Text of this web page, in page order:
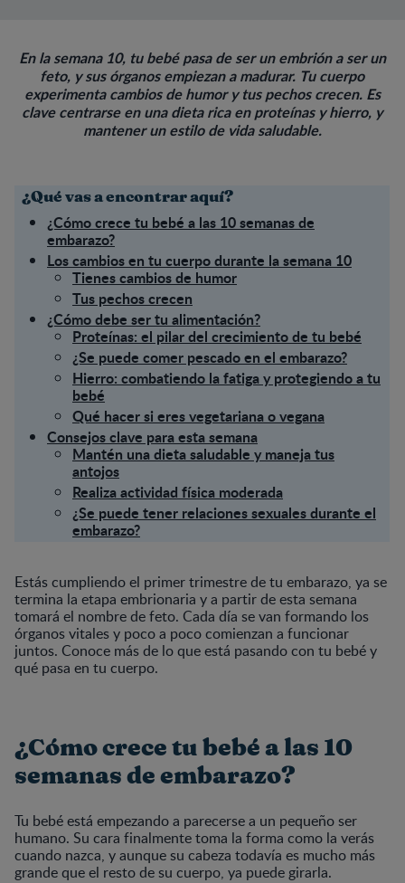
En la semana 10, tu bebé pasa de ser un embrión a ser un
feto, y sus órganos empiezan a madurar. Tu cuerpo
experimenta cambios de humor y tus pechos crecen. Es
clave centrarse en una dieta rica en proteínas y hierro, y
mantener un estilo de vida saludable.
¿Qué vas a encontrar aquí?
¿Cómo crece tu bebé a las 10 semanas de
embarazo?
Los cambios en tu cuerpo durante la semana 10
Tienes cambios de humor
Tus pechos crecen
¿Cómo debe ser tu alimentación?
Proteínas: el pilar del crecimiento de tu bebé
¿Se puede comer pescado en el embarazo?
Hierro: combatiendo la fatiga y protegiendo a tu
bebé
Qué hacer si eres vegetariana o vegana
Consejos clave para esta semana
Mantén una dieta saludable y maneja tus
antojos
Realiza actividad física moderada
¿Se puede tener relaciones sexuales durante el
embarazo?
Estás cumpliendo el primer trimestre de tu embarazo, ya se
termina la etapa embrionaria y a partir de esta semana
tomará el nombre de feto. Cada día se van formando los
órganos vitales y poco a poco comienzan a funcionar
juntos. Conoce más de lo que está pasando con tu bebé y
qué pasa en tu cuerpo.
¿Cómo crece tu bebé a las 10
semanas de embarazo?
Tu bebé está empezando a parecerse a un pequeño ser
humano. Su cara finalmente toma la forma como la verás
cuando nazca, y aunque su cabeza todavía es mucho más
grande que el resto de su cuerpo, ya puede girarla.